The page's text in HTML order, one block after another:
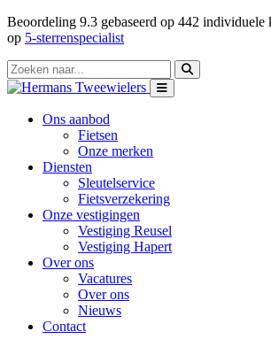
Beoordeling 9.3 gebaseerd op 442 individuele
op 5-sterrenspecialist
Ons aanbod
Fietsen
Onze merken
Diensten
Sleutelservice
Fietsverzekering
Onze vestigingen
Vestiging Reusel
Vestiging Hapert
Over ons
Vacatures
Over ons
Nieuws
Contact